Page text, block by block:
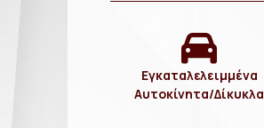
Εγκαταλελειμμένα
Αυτοκίνητα/Δίκυκλα